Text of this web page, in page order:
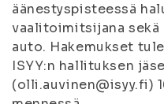
äänestyspisteessä
vaalitoimitsijana sekä
auto. Hakemukset
ISYY:n hallituksen
(olli.auvinen@isyy.fi)